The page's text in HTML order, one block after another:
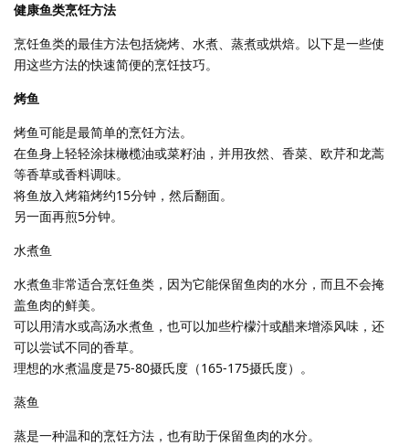
健康鱼类烹饪方法
烹饪鱼类的最佳方法包括烧烤、水煮、蒸煮或烘焙。以下是一些使
用这些方法的快速简便的烹饪技巧。
烤鱼
烤鱼可能是最简单的烹饪方法。
在鱼身上轻轻涂抹橄榄油或菜籽油，并用孜然、香菜、欧芹和龙蒿
等香草或香料调味。
将鱼放入烤箱烤约15分钟，然后翻面。
另一面再煎5分钟。
水煮鱼
水煮鱼非常适合烹饪鱼类，因为它能保留鱼肉的水分，而且不会掩
盖鱼肉的鲜美。
可以用清水或高汤水煮鱼，也可以加些柠檬汁或醋来增添风味，还
可以尝试不同的香草。
理想的水煮温度是75-80摄氏度（165-175摄氏度）。
蒸鱼
蒸是一种温和的烹饪方法，也有助于保留鱼肉的水分。